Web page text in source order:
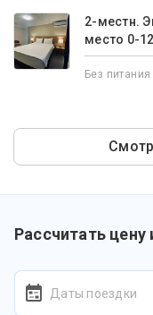
2-местн.
место 0-
Без питания
Рассчитать цену
Даты поездки